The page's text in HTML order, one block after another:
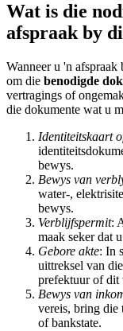
Wat is die
afspraak by
Wanneer u 'n
om die benodigde
vertragings of
die dokumente wat u
Identiteitskaart
bewys.
Bewys van
water-,
bewys.
Verblijfspermit:
maak seker dat
Gebore akte: In
uittreksel van
prefektuur of dit
Bewys van
vereis, bring die
of bankstate.